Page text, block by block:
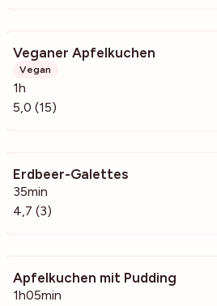
Veganer Apfelkuchen
Vegan
1h
5,0 (15)
Erdbeer-Galettes
35min
4,7 (3)
Apfelkuchen mit Pudding
1h05min